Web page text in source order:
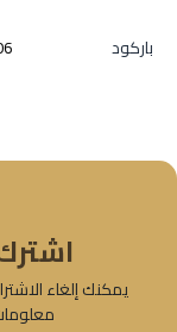
باركود
يمكنك إلغاء